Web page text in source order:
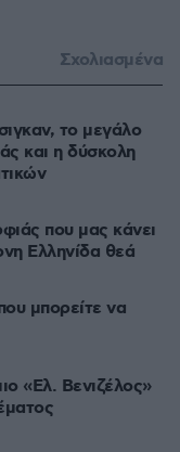
Σχολιασμένα
το μεγάλο
και η δύσκολη
που μας κάνει
Ελληνίδα θεά
μπορείτε να
«Ελ. Βενιζέλος»